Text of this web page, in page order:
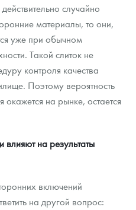
случайно
материалы, то они,
уже при обычном
Такой слиток не
контроля качества
Поэтому вероятность
окажется на рынке, остается
влияют на результаты
включений
на другой вопрос: